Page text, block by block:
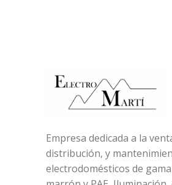
Empresa dedicada a la
distribución, y
electrodomésticos de